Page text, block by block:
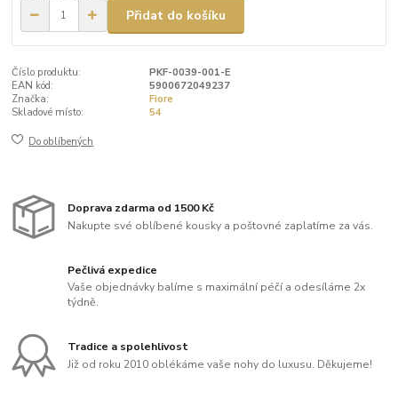
Přidat do košíku
Číslo produktu:
PKF-0039-001-E
EAN kód:
5900672049237
Značka:
Fiore
Skladové místo:
54
Do oblíbených
Doprava zdarma od 1500 Kč
Nakupte své oblíbené kousky a poštovné zaplatíme za vás.
Pečlivá expedice
Vaše objednávky balíme s maximální péčí a odesíláme 2x
týdně.
Tradice a spolehlivost
Již od roku 2010 oblékáme vaše nohy do luxusu. Děkujeme!